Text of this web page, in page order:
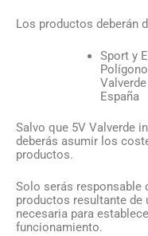
Los productos deberán
Sport y
España
Salvo que 5V Valverde
deberás asumir los
productos.
Solo serás responsable
productos resultante de
necesaria para
funcionamiento.